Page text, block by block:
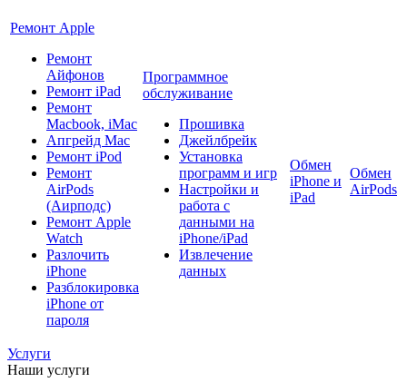
Ремонт Apple
Ремонт
Айфонов
Ремонт iPad
Ремонт
Macbook, iMac
Апгрейд Mac
Ремонт iPod
Ремонт
AirPods
(Аирподс)
Ремонт Apple
Watch
Разлочить
iPhone
Разблокировка
iPhone от
пароля
Программное
обслуживание
Прошивка
Джейлбрейк
Установка
программ и игр
Настройки и
работа с
данными на
iPhone/iPad
Извлечение
данных
Обмен
iPhone и
iPad
Обмен
AirPods
Услуги
Наши услуги